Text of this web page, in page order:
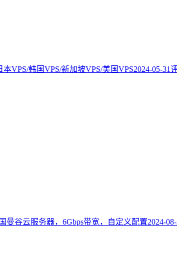
VPS/韩国VPS/新加坡VPS/美国VPS2024-05-31
曼谷云服务器，6Gbps带宽，自定义配置2024-